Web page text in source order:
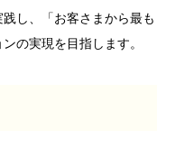
し、「お客さまから最も
の実現を目指します。